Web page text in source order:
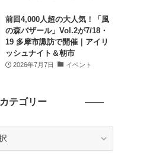
前回4,000人超の大人気！「風
の森バザール」Vol.2が7/18・
19 多摩市諏訪で開催｜アイリ
ッシュナイト＆朝市
2026年7月7日 イベント
カテゴリー